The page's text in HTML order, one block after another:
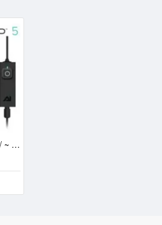
AI Nero 5 (~11 300 l/h / ~ 30 W)